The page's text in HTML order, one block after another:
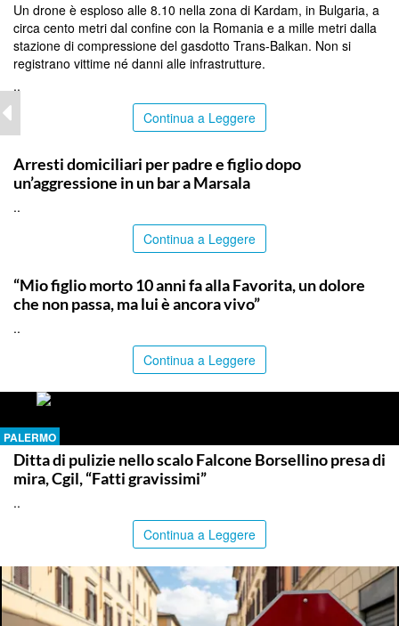
Un drone è esploso alle 8.10 nella zona di Kardam, in Bulgaria, a
circa cento metri dal confine con la Romania e a mille metri dalla
stazione di compressione del gasdotto Trans-Balkan. Non si
registrano vittime né danni alle infrastrutture.
..
Continua a Leggere
Arresti domiciliari per padre e figlio dopo
un’aggressione in un bar a Marsala
..
Continua a Leggere
“Mio figlio morto 10 anni fa alla Favorita, un dolore
che non passa, ma lui è ancora vivo”
..
Continua a Leggere
PALERMO
Ditta di pulizie nello scalo Falcone Borsellino presa di
mira, Cgil, “Fatti gravissimi”
..
Continua a Leggere